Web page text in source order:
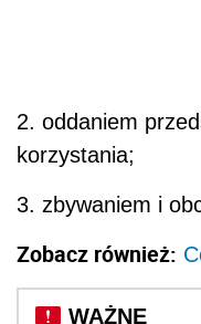
2. oddaniem
korzystania;
3. zbywaniem i
Zobacz również: